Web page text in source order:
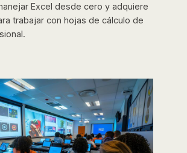
Excel desde cero y adquiere
trabajar con hojas de cálculo de